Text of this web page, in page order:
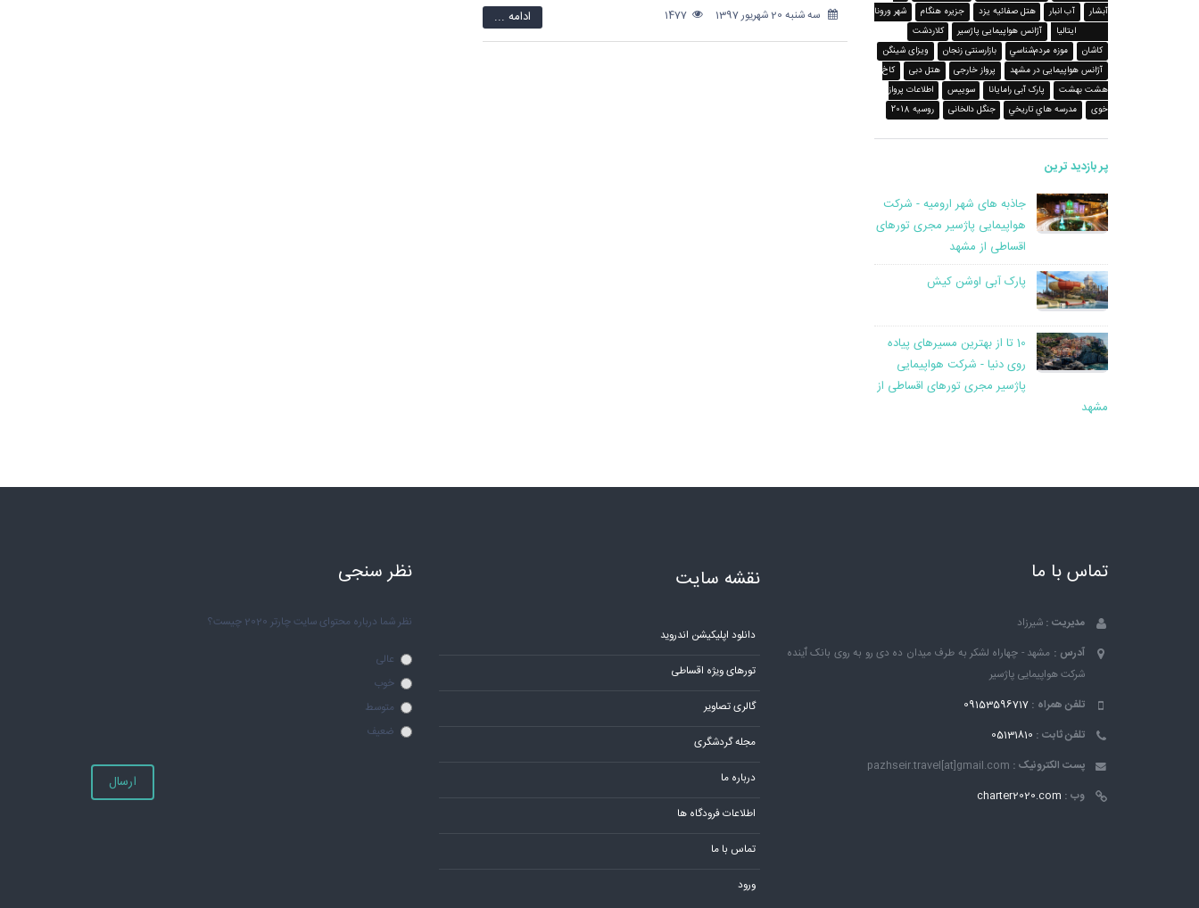
آبشار
آب انبار هتل صفائیه یزد جزیره هنگام
شهر ورونا
آژانس هواپیمایی پاژسیر
کلاردشت
کاشان
موزه مردم‌شناسي بازارسنتی زنجان
ویزای شینگن
آژانس هواپیمایی در مشهد
پرواز خارجی هتل دبی
کاخ
هشت بهشت
پارک آبی رامایانا سوییس
اطلاعات پرواز
خوی
مدرسه هاي تاريخي جنگل دالخانی روسیه 2018
پر بازدید ترین
جاذبه های شهر ارومیه - شرکت
هواپیمایی پاژسیر مجری تورهای
اقساطی از مشهد
پارک آبی اوشن کیش
10 تا از بهترین مسیرهای پیاده
روی دنیا - شرکت هواپیمایی
پاژسیر مجری تورهای اقساطی از
مشهد
سه شنبه 20 شهریور 1397 1477 ادامه ...
تماس با ما
مدیریت : شیرزاد
آدرس : مشهد - چهاراه لشکر به طرف میدان ده دی رو به روی بانک ٱینده
شرکت هواپیمایی پاژسیر
تلفن همراه : 09153596717
تلفن ثابت : 05131810
پست الکترونیک : pazhseir.travel[at]gmail.com
وب : charter2020.com
نقشه سایت
دانلود اپلیکیشن اندروید
تورهای ویژه اقساطی
گالری تصاویر
مجله گردشگری
درباره ما
اطلاعات فرودگاه ها
تماس با ما
ورود
نظر سنجی
نظر شما درباره محتوای سایت چارتر 2020 چیست؟
عالی
خوب
متوسط
ضعیف
ارسال